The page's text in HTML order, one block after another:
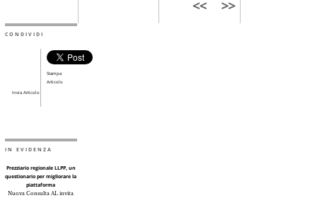
CONDIVIDI
Stampa
Articolo
Invia Articolo
IN EVIDENZA
Prezziario regionale LLPP, un
questionario per migliorare la
piattaforma
Nuova Consulta AL invita